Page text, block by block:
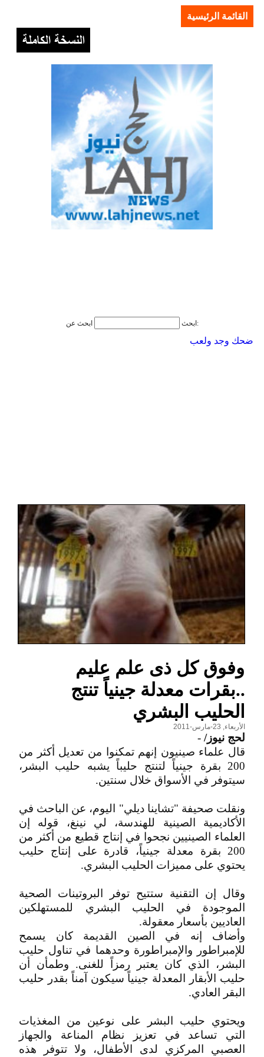
القائمة الرئيسية
ابحث ابحث عن:
ضحك وجد ولعب
وفوق كل ذى علم عليم
..بقرات معدلة جينياً تنتج
الحليب البشري
الأربعاء, 23-مارس-2011
لحج نيوز/ -
قال علماء صينيون إنهم تمكنوا من تعديل أكثر من
200 بقرة جينياً لتنتج حليباً يشبه حليب البشر،
سيتوفر في الأسواق خلال سنتين.
ونقلت صحيفة "تشاينا ديلي" اليوم، عن الباحث في
الأكاديمية الصينية للهندسة، لي نينغ، قوله إن
العلماء الصينيين نجحوا في إنتاج قطيع من أكثر من
200 بقرة معدلة جينياً، قادرة على إنتاج حليب
يحتوي على مميزات الحليب البشري.
وقال إن التقنية ستتيح توفر البروتينات الصحية
الموجودة في الحليب البشري للمستهلكين
العاديين بأسعار معقولة.
وأضاف إنه في الصين القديمة كان يسمح
للإمبراطور والإمبراطورة وحدهما في تناول حليب
البشر، الذي كان يعتبر رمزاً للغنى. وطمأن أن
حليب الأبقار المعدلة جينياً سيكون آمناً بقدر حليب
البقر العادي.
ويحتوي حليب البشر على نوعين من المغذيات
التي تساعد في تعزيز نظام المناعة والجهاز
العصبي المركزي لدى الأطفال، ولا تتوفر هذه